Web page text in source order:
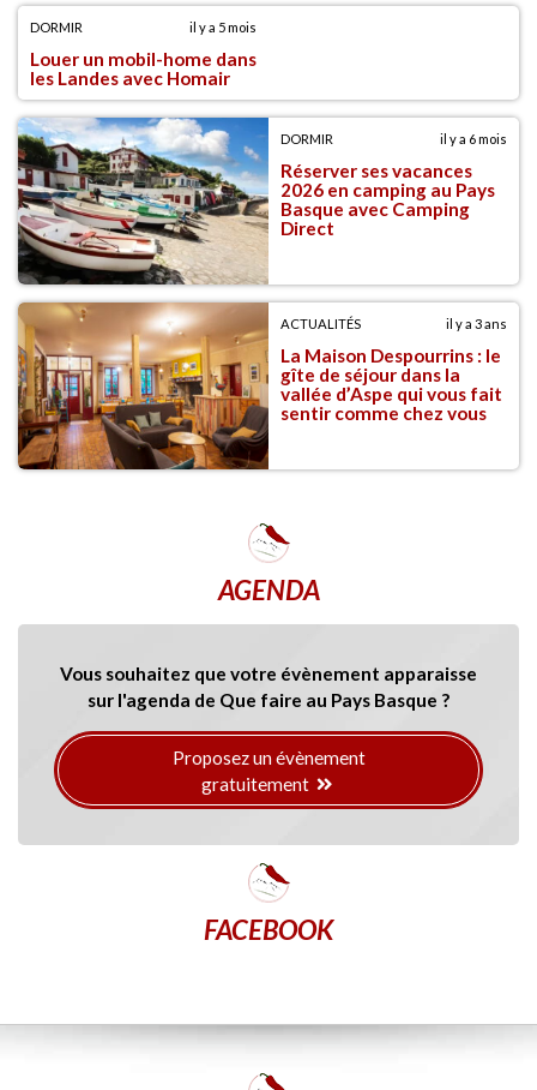
DORMIR il y a 5 mois
Louer un mobil-home dans
les Landes avec Homair
DORMIR il y a 6 mois
Réserver ses vacances
2026 en camping au Pays
Basque avec Camping
Direct
ACTUALITÉS il y a 3 ans
La Maison Despourrins : le
gîte de séjour dans la
vallée d’Aspe qui vous fait
sentir comme chez vous
AGENDA
Vous souhaitez que votre évènement apparaisse
sur l'agenda de Que faire au Pays Basque ?
Proposez un évènement
gratuitement
FACEBOOK